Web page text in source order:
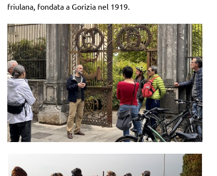
friulana, fondata a Gorizia nel 1919.